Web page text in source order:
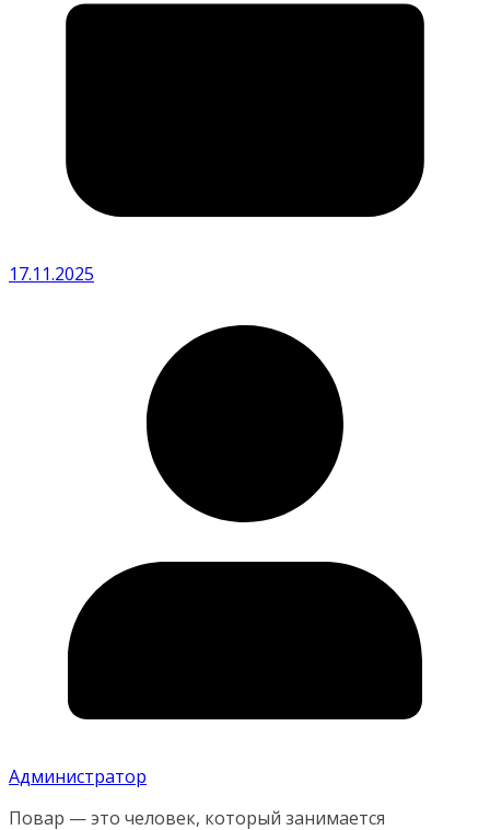
17.11.2025
Администратор
Повар — это человек, который занимается